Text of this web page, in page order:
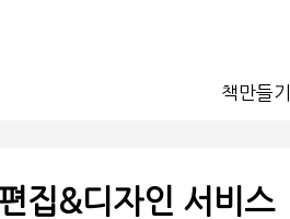
책만들기
집&디자인 서비스